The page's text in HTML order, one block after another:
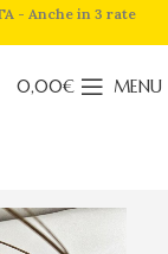
- Anche in 3 rate
0,00€ MENU